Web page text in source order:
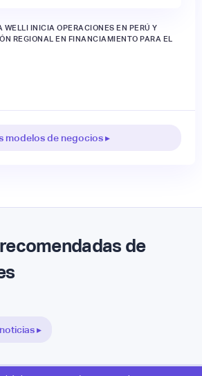
WELLI INICIA OPERACIONES EN PERÚ Y
REGIONAL EN FINANCIAMIENTO PARA EL
modelos de negocios ▸
de
▸